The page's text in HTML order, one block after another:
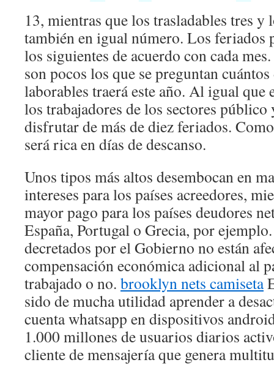
13, mientras que los trasladables tres y
también en igual número. Los feriados
los siguientes de acuerdo con cada
son pocos los que se preguntan
laborables traerá este año. Al igual que
los trabajadores de los sectores
disfrutar de más de diez feriados.
será rica en días de descanso.
Unos tipos más altos desembocan en
intereses para los países acreedores,
mayor pago para los países deudores
España, Portugal o Grecia, por
decretados por el Gobierno no están
compensación económica adicional al
trabajado o no. brooklyn nets camiseta
sido de mucha utilidad aprender a
cuenta whatsapp en dispositivos
1.000 millones de usuarios diarios
cliente de mensajería que genera